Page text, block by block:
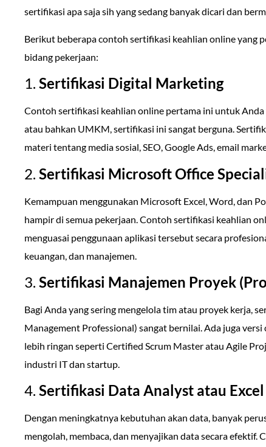
sertifikasi apa saja sih yang sedang banyak dicari dan
Berikut beberapa contoh sertifikasi keahlian online yang
bidang pekerjaan:
1. Sertifikasi Digital Marketing
Contoh sertifikasi keahlian online pertama ini untuk Anda
atau bahkan UMKM, sertifikasi ini sangat berguna.
materi tentang media sosial, SEO, Google Ads, email
2. Sertifikasi Microsoft Office
Kemampuan menggunakan Microsoft Excel, Word, dan
hampir di semua pekerjaan. Contoh sertifikasi keahlian
menguasai penggunaan aplikasi tersebut secara
keuangan, dan manajemen.
3. Sertifikasi Manajemen Proyek
Bagi Anda yang sering mengelola tim atau proyek kerja,
Management Professional) sangat bernilai. Ada juga
lebih ringan seperti Certified Scrum Master atau Agile
industri IT dan startup.
4. Sertifikasi Data Analyst atau
Dengan meningkatnya kebutuhan akan data, banyak
mengolah, membaca, dan menyajikan data secara